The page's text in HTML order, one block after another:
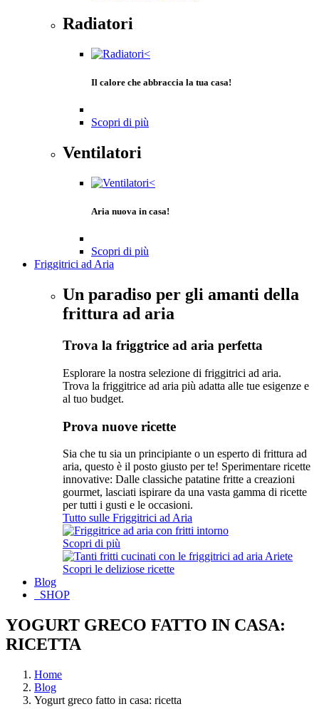
Radiatori
Il calore che abbraccia la tua casa!
Scopri di più
Ventilatori
Aria nuova in casa!
Scopri di più
Friggitrici ad Aria
Un paradiso per gli amanti della
frittura ad aria
Trova la friggtrice ad aria perfetta
Esplorare la nostra selezione di friggitrici ad aria.
Trova la friggitrice ad aria più adatta alle tue esigenze e
al tuo budget.
Prova nuove ricette
Sia che tu sia un principiante o un esperto di frittura ad
aria, questo è il posto giusto per te! Sperimentare ricette
innovative: Dalle classiche patatine fritte a creazioni
gourmet, lasciati ispirare da una vasta gamma di ricette
per tutti i gusti e le occasioni.
Tutto sulle Friggitrici ad Aria
Scopri di più
Scopri le deliziose ricette
Blog
SHOP
YOGURT GRECO FATTO IN CASA:
RICETTA
Home
Blog
Yogurt greco fatto in casa: ricetta